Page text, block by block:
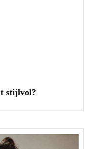
stijlvol?